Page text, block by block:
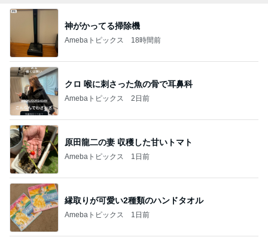
神がかってる掃除機
Amebaトピックス 18時間前
クロ 喉に刺さった魚の骨で耳鼻科
Amebaトピックス 2日前
原田龍二の妻 収穫した甘いトマト
Amebaトピックス 1日前
縁取りが可愛い2種類のハンドタオル
Amebaトピックス 1日前